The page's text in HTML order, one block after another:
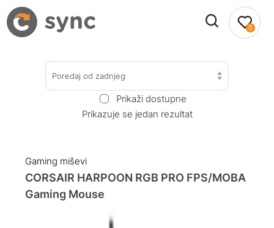
0
Poredaj od zadnjeg
Prikaži dostupne
Prikazuje se jedan rezultat
Gaming miševi
CORSAIR HARPOON RGB PRO FPS/MOBA
Gaming Mouse